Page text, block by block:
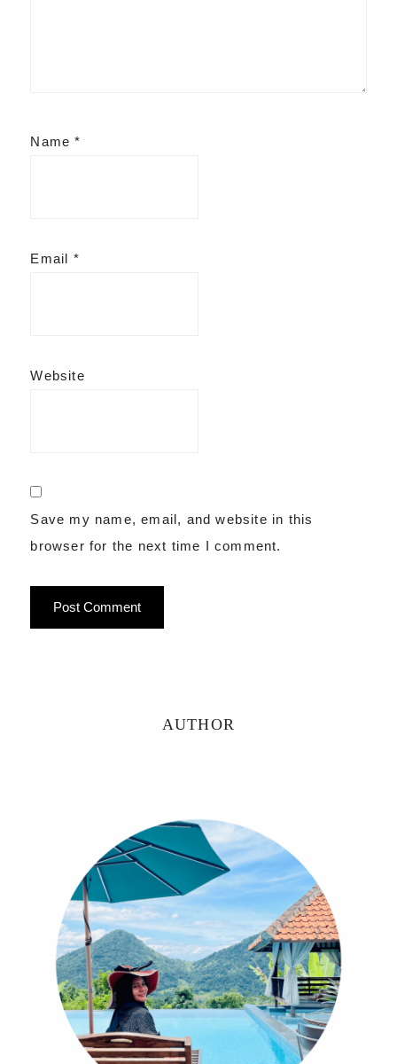
Name*
Email *
Website
Save my name, email, and website in this
browser for the next time I comment.
AUTHOR